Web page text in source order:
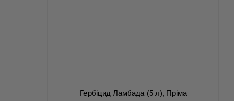
Гербіцид Ламбада (5 л), Пріма